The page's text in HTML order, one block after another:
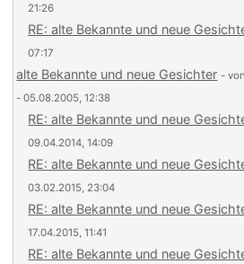
21:26
RE: alte Bekannte und neue
07:17
alte Bekannte und neue Gesichter -
- 05.08.2005, 12:38
RE: alte Bekannte und neue
09.04.2014, 14:09
RE: alte Bekannte und neue
03.02.2015, 23:04
RE: alte Bekannte und neue
17.04.2015, 11:41
RE: alte Bekannte und neue